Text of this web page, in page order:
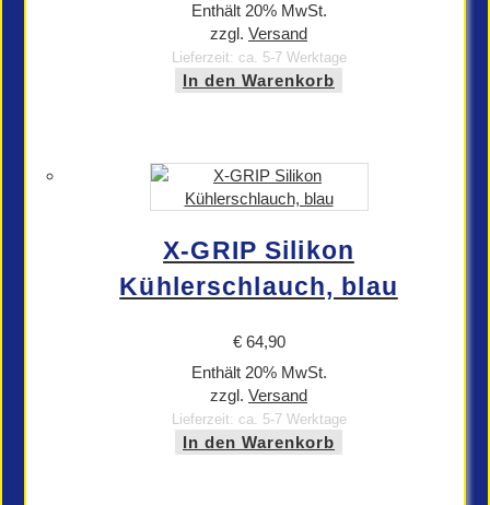
Enthält 20% MwSt.
zzgl. Versand
Lieferzeit: ca. 5-7 Werktage
In den Warenkorb
X-GRIP Silikon
Kühlerschlauch, blau
€64,90
Enthält 20% MwSt.
zzgl. Versand
Lieferzeit: ca. 5-7 Werktage
In den Warenkorb